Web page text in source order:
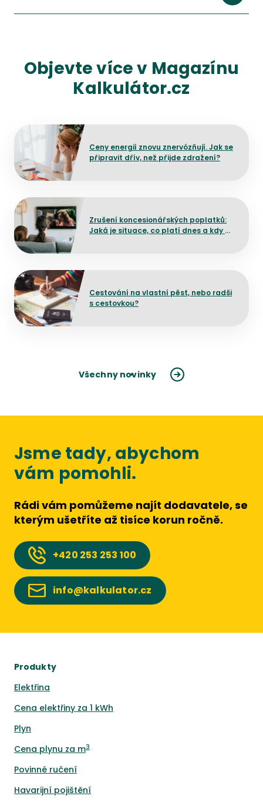
Umístěte router do středu domácnosti, použijte Wi-Fi
Objevte více v Magazínu
Kalkulátor.cz
Ceny energií znovu znervózňují. Jak se
připravit dřív, než přijde zdražení?
Přejít na detail článku
Zrušení koncesionářských poplatků:
Jaká je situace, co platí dnes a kdy by
Přejít na detail článku
Cestování na vlastní pěst, nebo radši
s cestovkou?
Přejít na detail článku
Všechny novinky
Jsme tady, abychom
vám pomohli.
Rádi vám pomůžeme najít dodavatele, se
kterým ušetříte až tisíce korun ročně.
+420 253 253 100
info@kalkulator.cz
Produkty
Elektřina
Cena elektřiny za 1 kWh
Plyn
Cena plynu za m3
Povinné ručení
Havarijní pojištění